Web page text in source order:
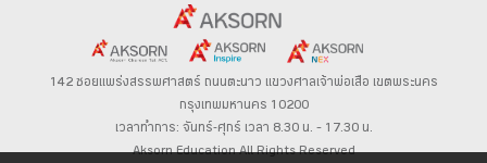
142 ซอยแพร่งสรรพศาสตร์ ถนนตะนาว แขวงศาลเจ้าพ่อเสือ เขตพระนคร
กรุงเทพมหานคร 10200
เวลาทำการ: จันทร์-ศุกร์ เวลา 8.30 น. – 17.30 น.
Aksorn Education All Rights Reserved